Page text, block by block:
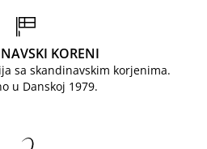
KORENI
sa skandinavskim korjenima.
u Danskoj 1979.